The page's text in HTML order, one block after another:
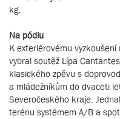
kg.
Na pódiu
K exteriérovému
vybral soutěž Lípa
klasického zpěvu s
a mládežníkům do dvaceti
Severočeského kraje.
terénu systémem A/B a